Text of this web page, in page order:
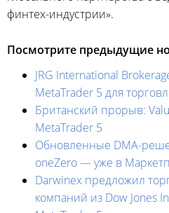
финтех-индустрии».
Посмотрите предыдущие
JRG International
MetaTrader 5 для
Британский прорыв:
MetaTrader 5
Обновленные DMA-
oneZero — уже в
Darwinex предложил
компаний из Dow Jones